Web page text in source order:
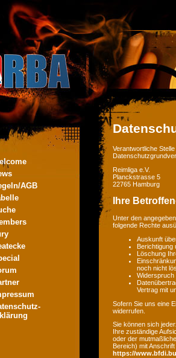
AGB
Verantwortliche
Reimliga e.V.
Planckstrasse 5
22765 Hamburg
Ihre
Unter den
folgende Rechte
Auskunft
Berichtigung
Löschung
noch nicht
Widerspruch
Vertrag mit
Sofern Sie uns eine
widerrufen.
Sie können sich
Ihre zuständige
oder der
Bereich) mit
https://